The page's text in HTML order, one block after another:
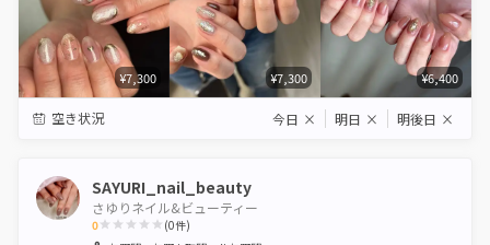
¥7,300 ¥7,300 ¥6,400
空き状況 今日 × 明日 × 明後日 ×
SAYURI_nail_beauty
さゆりネイル&ビューティー
0 (0件)